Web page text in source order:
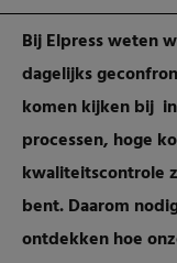
Bij Elpress weten
dagelijks
komen kijken bij
processen, hoge
kwaliteitscontrole
bent. Daarom
ontdekken hoe